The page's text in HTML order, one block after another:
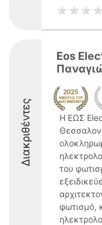
Διακριθέντες
Eos
Η ΕΩΣ
του
φωτισμό,